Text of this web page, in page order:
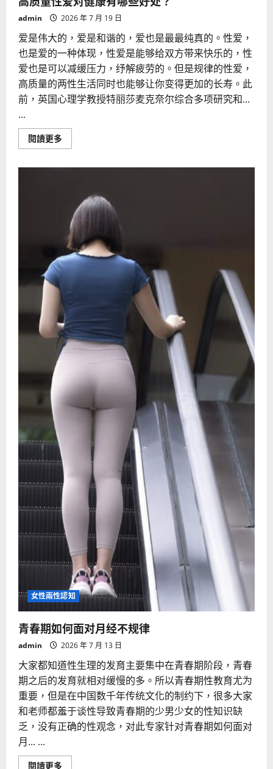
admin 2026 年 7 月 19 日
爱是伟大的，爱是和谐的，爱也是最最纯真的。性爱，
也是爱的一种体现，性爱是能够给双方带来快乐的，性
爱也是可以减缓压力，纾解疲劳的。但是规律的性爱，
高质量的两性生活同时也能够让你变得更加的长寿。此
前，英国心理学教授特丽莎麦克奈尔综合多项研究和...
...
閱讀更多
more
康
有
哪
些
好
处？
女性兩性認知
青春期如何面对月经不规律
admin 2026 年 7 月 13 日
大家都知道性生理的发育主要集中在青春期阶段，青春
期之后的发育就相对缓慢的多。所以青春期性教育尤为
重要，但是在中国数千年传统文化的制约下，很多大家
和老师都羞于谈性导致青春期的少男少女的性知识缺
乏，没有正确的性观念，对此专家针对青春期如何面对
月... ...
閱讀更多